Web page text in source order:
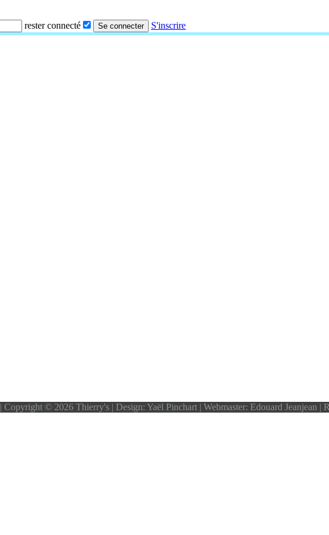
rester connecté Se connecter
S'inscrire
Copyright © 2026 Thierry's | Design: Yaël Pinchart | Webmaster: Edouard Jeanjean |